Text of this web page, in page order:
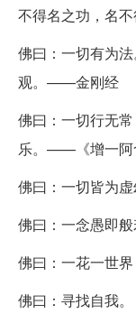
不得名之功，名
佛曰：一切有为
观。——金刚经
佛曰：一切行无
乐。——《增一阿
佛曰：一切皆为虚
佛曰：一念愚即般
佛曰：一花一世界
佛曰：寻找自我。